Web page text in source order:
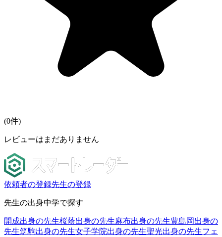
(0件)
レビューはまだありません
依頼者の登録先生の登録
先生の出身中学で探す
開成出身の先生桜蔭出身の先生麻布出身の先生豊島岡出身の
先生筑駒出身の先生女子学院出身の先生聖光出身の先生フェ